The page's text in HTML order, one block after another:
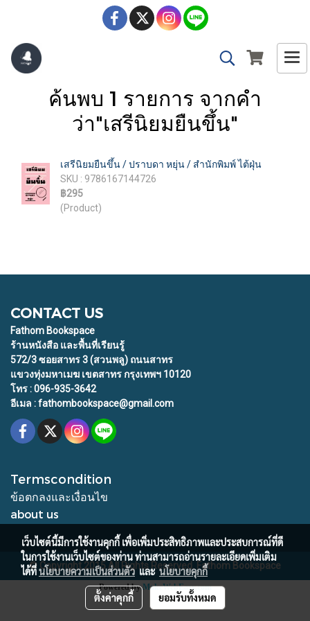
ค้นพบ 1 รายการ จากคำ
ว่า"เสรีนิยมยืนขึ้น"
เสรีนิยมยืนขึ้น / ปราบดา หยุ่น / สำนักพิมพ์ ไต้ฝุ่น
SKU : 9786167144726
฿295
(Product)
CONTACT US
Fathom Bookspace
ร้านหนังสือ และพื้นที่เรียนรู้
572/3 ซอยสาทร 3 (สวนพลู) ถนนสาทร
แขวงทุ่งมหาเมฆ เขตสาทร กรุงเทพฯ 10120
โทร : 096-935-3642
อีเมล : fathombookspace@gmail.com
Termscondition
ข้อตกลงและเงื่อนไข
about us
© Copyright 2015 All Rights Reserved. Fathom Bookspace
Powered byMakeWebEasy.com
เว็บไซต์นี้มีการใช้งานคุกกี้ เพื่อเพิ่มประสิทธิภาพและประสบการณ์ที่ดี
ในการใช้งานเว็บไซต์ของท่าน ท่านสามารถอ่านรายละเอียดเพิ่มเติม
ได้ที่นโยบายความเป็นส่วนตัวและนโยบายคุกกี้
ตั้งค่าคุกกี้ ยอมรับทั้งหมด